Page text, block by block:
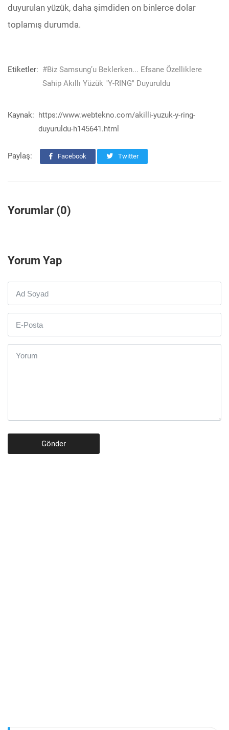
duyurulan yüzük, daha şimdiden on binlerce dolar
toplamış durumda.
Etiketler: #Biz Samsung’u Beklerken... Efsane Özelliklere
Sahip Akıllı Yüzük "Y-RING" Duyuruldu
Kaynak: https://www.webtekno.com/akilli-yuzuk-y-ring-
duyuruldu-h145641.html
Paylaş: Facebook Twitter
Yorumlar (0)
Yorum Yap
Gönder